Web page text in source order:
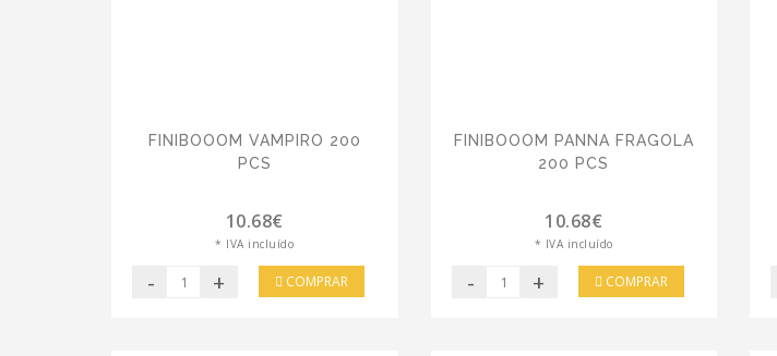
FINIBOOOM VAMPIRO 200
PCS
10.68€
* IVA incluído
- + COMPRAR
FINIBOOOM PANNA FRAGOLA
200 PCS
10.68€
* IVA incluído
- + COMPRAR